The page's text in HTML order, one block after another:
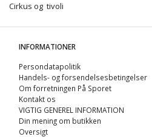
Cirkus og tivoli
INFORMATIONER
Persondatapolitik
Handels- og forsendelsesbetingelser
Om forretningen På Sporet
Kontakt os
VIGTIG GENEREL INFORMATION
Din mening om butikken
Oversigt